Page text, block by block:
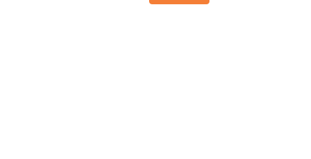
équipée pour préparer des repas en toute
lave-vaisselle, cafetière, mixeur et centrifugeuse. La